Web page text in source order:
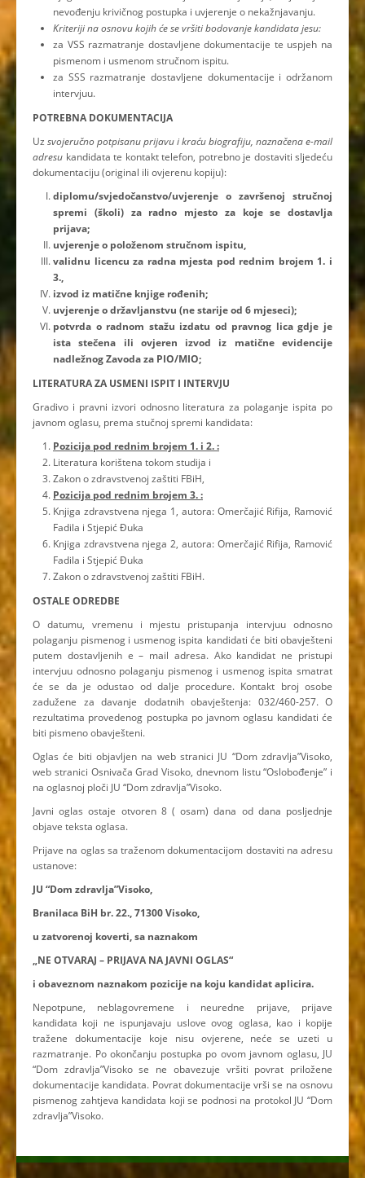
nevođenju krivičnog postupka i uvjerenje o nekažnjavanju.
Kriteriji na osnovu kojih će se vršiti bodovanje kandidata jesu:
za VSS razmatranje dostavljene dokumentacije te uspjeh na
pismenom i usmenom stručnom ispitu.
za SSS razmatranje dostavljene dokumentacije i održanom
intervjuu.
POTREBNA DOKUMENTACIJA
Uz svojeručno potpisanu prijavu i kraću biografiju, naznačena e-mail
adresu kandidata te kontakt telefon, potrebno je dostaviti sljedeću
dokumentaciju (original ili ovjerenu kopiju):
diplomu/svjedočanstvo/uvjerenje o završenoj stručnoj
spremi (školi) za radno mjesto za koje se dostavlja
prijava;
uvjerenje o položenom stručnom ispitu,
validnu licencu za radna mjesta pod rednim brojem 1. i
3.,
izvod iz matične knjige rođenih;
uvjerenje o državljanstvu (ne starije od 6 mjeseci);
potvrda o radnom stažu izdatu od pravnog lica gdje je
ista stečena ili ovjeren izvod iz matične evidencije
nadležnog Zavoda za PIO/MIO;
LITERATURA ZA USMENI ISPIT I INTERVJU
Gradivo i pravni izvori odnosno literatura za polaganje ispita po
javnom oglasu, prema stučnoj spremi kandidata:
Pozicija pod rednim brojem 1. i 2. :
Literatura korištena tokom studija i
Zakon o zdravstvenoj zaštiti FBiH,
Pozicija pod rednim brojem 3. :
Knjiga zdravstvena njega 1, autora: Omerčajić Rifija, Ramović
Fadila i Stjepić Đuka
Knjiga zdravstvena njega 2, autora: Omerčajić Rifija, Ramović
Fadila i Stjepić Đuka
Zakon o zdravstvenoj zaštiti FBiH.
OSTALE ODREDBE
O datumu, vremenu i mjestu pristupanja intervjuu odnosno
polaganju pismenog i usmenog ispita kandidati će biti obavješteni
putem dostavljenih e – mail adresa. Ako kandidat ne pristupi
intervjuu odnosno polaganju pismenog i usmenog ispita smatrat
će se da je odustao od dalje procedure. Kontakt broj osobe
zadužene za davanje dodatnih obavještenja: 032/460-257. O
rezultatima provedenog postupka po javnom oglasu kandidati će
biti pismeno obavješteni.
Oglas će biti objavljen na web stranici JU “Dom zdravlja”Visoko,
web stranici Osnivača Grad Visoko, dnevnom listu “Oslobođenje” i
na oglasnoj ploči JU “Dom zdravlja”Visoko.
Javni oglas ostaje otvoren 8 ( osam) dana od dana posljednje
objave teksta oglasa.
Prijave na oglas sa traženom dokumentacijom dostaviti na adresu
ustanove:
JU “Dom zdravlja”Visoko,
Branilaca BiH br. 22., 71300 Visoko,
u zatvorenoj koverti, sa naznakom
„NE OTVARAJ – PRIJAVA NA JAVNI OGLAS“
i obaveznom naznakom pozicije na koju kandidat aplicira.
Nepotpune, neblagovremene i neuredne prijave, prijave
kandidata koji ne ispunjavaju uslove ovog oglasa, kao i kopije
tražene dokumentacije koje nisu ovjerene, neće se uzeti u
razmatranje. Po okončanju postupka po ovom javnom oglasu, JU
“Dom zdravlja”Visoko se ne obavezuje vršiti povrat priložene
dokumentacije kandidata. Povrat dokumentacije vrši se na osnovu
pismenog zahtjeva kandidata koji se podnosi na protokol JU “Dom
zdravlja”Visoko.